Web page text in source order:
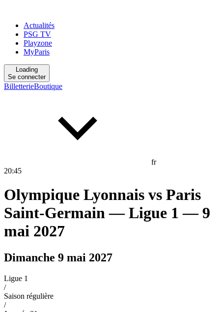
Actualités
PSG TV
Playzone
MyParis
Loading
Se connecter
BilletterieBoutique
fr
20:45
Olympique Lyonnais vs Paris
Saint-Germain— Ligue 1 — 9
mai 2027
Dimanche 9 mai 2027
Ligue 1
/
Saison régulière
/